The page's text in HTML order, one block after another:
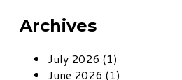
Archives
July 2026 (1)
June 2026 (1)